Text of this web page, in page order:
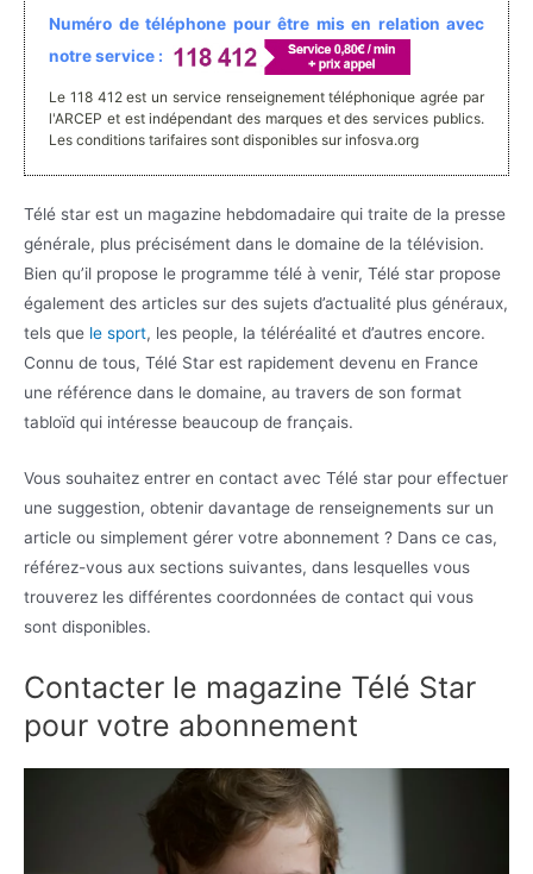
Numéro de téléphone pour être mis en relation avec
notre service :
Le 118 412 est un service renseignement téléphonique agrée par
l'ARCEP et est indépendant des marques et des services publics.
Les conditions tarifaires sont disponibles sur infosva.org
Télé star est un magazine hebdomadaire qui traite de la presse
générale, plus précisément dans le domaine de la télévision.
Bien qu’il propose le programme télé à venir, Télé star propose
également des articles sur des sujets d’actualité plus généraux,
tels que le sport, les people, la téléréalité et d’autres encore.
Connu de tous, Télé Star est rapidement devenu en France
une référence dans le domaine, au travers de son format
tabloïd qui intéresse beaucoup de français.
Vous souhaitez entrer en contact avec Télé star pour effectuer
une suggestion, obtenir davantage de renseignements sur un
article ou simplement gérer votre abonnement ? Dans ce cas,
référez-vous aux sections suivantes, dans lesquelles vous
trouverez les différentes coordonnées de contact qui vous
sont disponibles.
Contacter le magazine Télé Star
pour votre abonnement